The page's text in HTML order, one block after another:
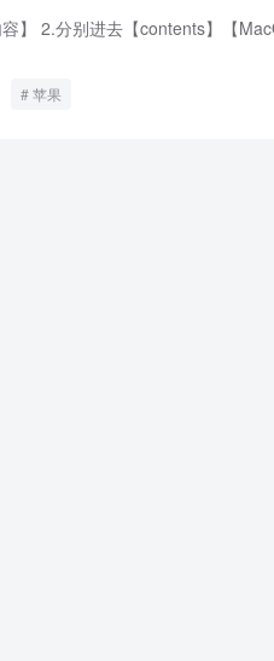
】 2.分别进去【contents】【
苹果